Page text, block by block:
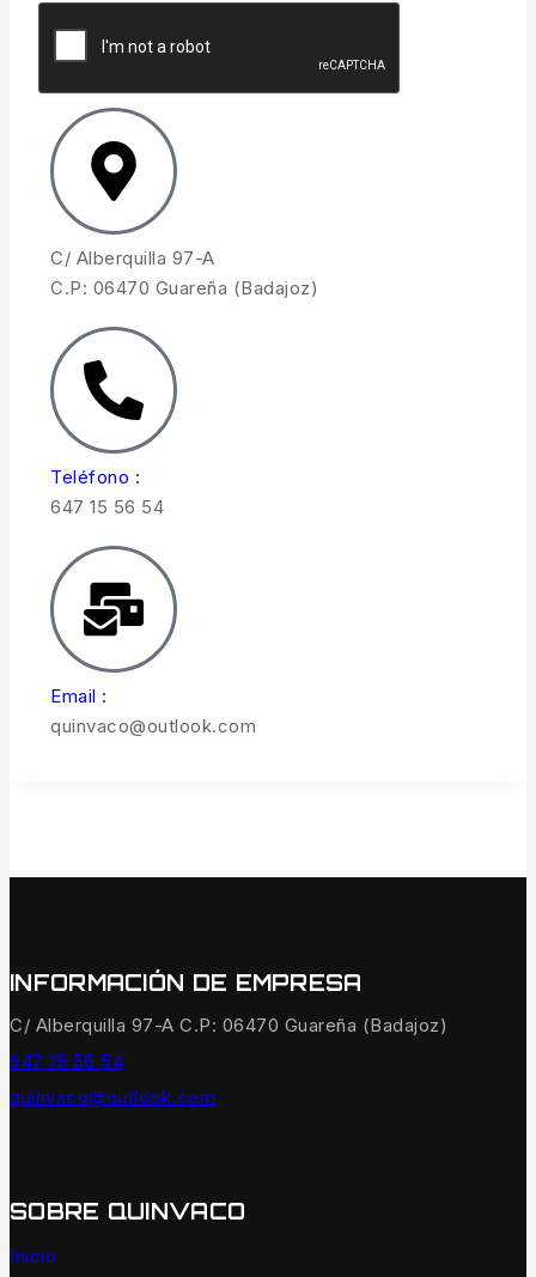
C/ Alberquilla 97-A
C.P: 06470 Guareña (Badajoz)
Teléfono :
647 15 56 54
Email :
quinvaco@outlook.com
INFORMACIÓN DE EMPRESA
C/ Alberquilla 97-A C.P: 06470 Guareña (Badajoz)
647 15 56 54
quinvaco@outlook.com
SOBRE QUINVACO
Inicio